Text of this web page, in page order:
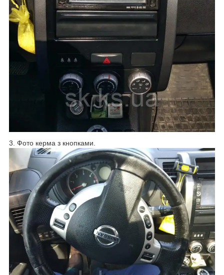
3. Фото керма з кнопками.